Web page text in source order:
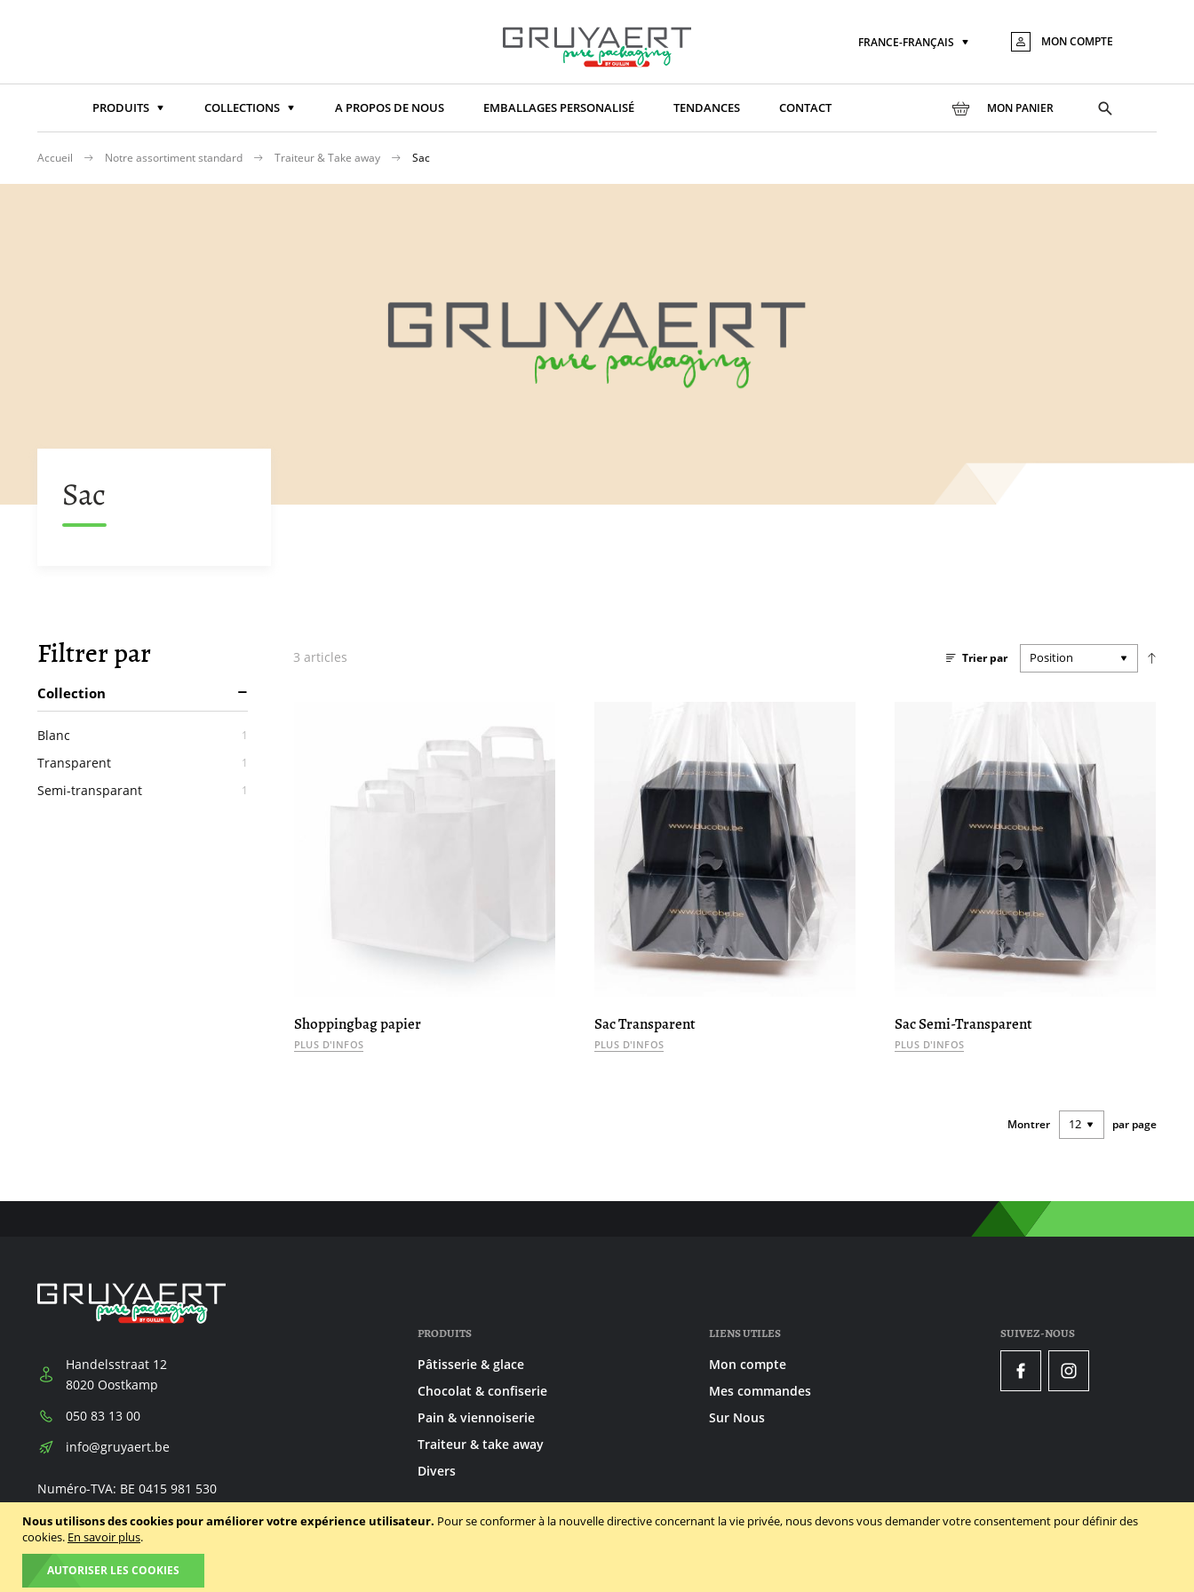
Nous utilisons des cookies pour améliorer votre expérience utilisateur. Pour se conformer à la nouvelle directive concernant la vie privée, nous devons vous demander votre consentement pour définir des
cookies. En savoir plus.
AUTORISER LES COOKIES
Langue
FRANCE-FRANÇAIS MON COMPTE
PRODUITS COLLECTIONS A PROPOS DE NOUS EMBALLAGES PERSONALISÉ TENDANCES CONTACT MON PANIER
Toggle
search
Accueil Notre assortiment standard Traiteur & Take away Sac
Sac
3 articles Trier par
Shoppingbag papier
PLUS D'INFOS
Sac Transparent
PLUS D'INFOS
Sac Semi-Transparent
PLUS D'INFOS
Montrer par page
Filtrer par
Collection
Blanc 1
Transparent 1
Semi-transparant 1
Handelsstraat 12
8020 Oostkamp
Téléphone:
050 83 13 00
E-
info@gruyaert.be
Numéro-TVA: BE 0415 981 530
PRODUITS
Pâtisserie & glace
Chocolat & confiserie
Pain & viennoiserie
Traiteur & take away
Divers
LIENS UTILES
Mon compte
Mes commandes
Sur Nous
SUIVEZ-NOUS
FacebookInstagram
© 2020 - 2026 Gruyaert